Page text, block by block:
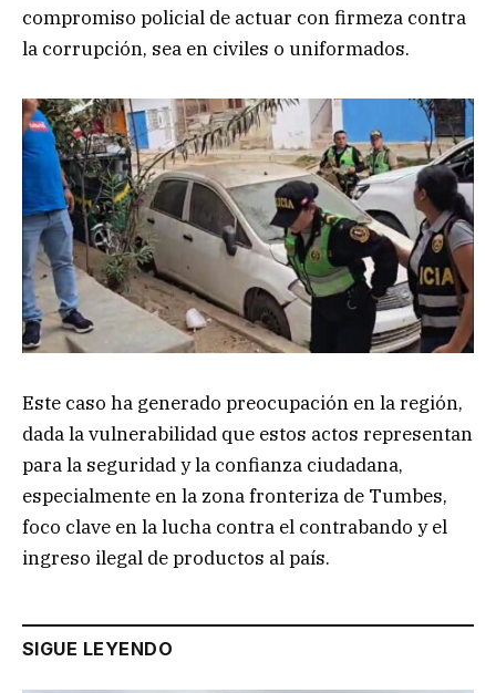
compromiso policial de actuar con firmeza contra
la corrupción, sea en civiles o uniformados.
Este caso ha generado preocupación en la región,
dada la vulnerabilidad que estos actos representan
para la seguridad y la confianza ciudadana,
especialmente en la zona fronteriza de Tumbes,
foco clave en la lucha contra el contrabando y el
ingreso ilegal de productos al país.
SIGUE LEYENDO